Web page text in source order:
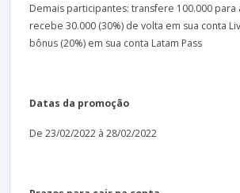
Demais participantes: transfere 100.000 para
recebe 30.000 (30%) de volta em sua conta
bônus (20%) em sua conta Latam Pass
Datas da promoção
De 23/02/2022 à 28/02/2022